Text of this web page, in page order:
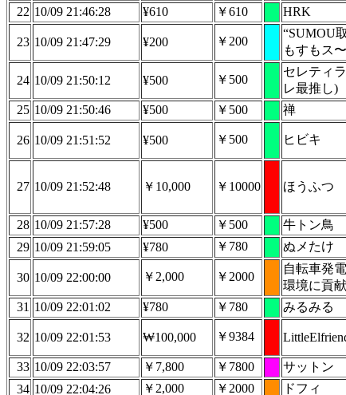
22 10/09 21:46:28 ¥610 ￥610 HRK
23 10/09 21:47:29 ¥200 ￥200
“SUMOU
もすもス
24 10/09 21:50:12 ¥500 ￥500
セレティ
レ最推し)
25 10/09 21:50:46 ¥500 ￥500 禅
26 10/09 21:51:52 ¥500 ￥500 ヒビキ
27 10/09 21:52:48 ￥10,000 ￥10000 ほうふつ
28 10/09 21:57:28 ¥500 ￥500 牛トン鳥
29 10/09 21:59:05 ¥780 ￥780 ぬメたけ
30 10/09 22:00:00 ￥2,000 ￥2000
自転車発
環境に貢
31 10/09 22:01:02 ¥780 ￥780 みるみる
32 10/09 22:01:53 ₩100,000 ￥9384
33 10/09 22:03:57 ￥7,800 ￥7800 サットン
34 10/09 22:04:26 ￥2,000 ￥2000 ドフィ